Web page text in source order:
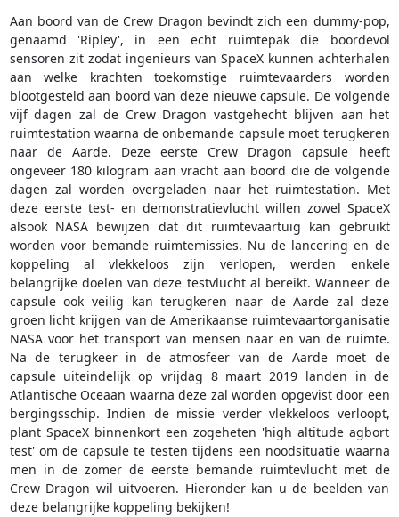
Aan boord van de Crew Dragon bevindt zich een dummy-pop,
genaamd 'Ripley', in een echt ruimtepak die boordevol
sensoren zit zodat ingenieurs van SpaceX kunnen achterhalen
aan welke krachten toekomstige ruimtevaarders worden
blootgesteld aan boord van deze nieuwe capsule. De volgende
vijf dagen zal de Crew Dragon vastgehecht blijven aan het
ruimtestation waarna de onbemande capsule moet terugkeren
naar de Aarde. Deze eerste Crew Dragon capsule heeft
ongeveer 180 kilogram aan vracht aan boord die de volgende
dagen zal worden overgeladen naar het ruimtestation. Met
deze eerste test- en demonstratievlucht willen zowel SpaceX
alsook NASA bewijzen dat dit ruimtevaartuig kan gebruikt
worden voor bemande ruimtemissies. Nu de lancering en de
koppeling al vlekkeloos zijn verlopen, werden enkele
belangrijke doelen van deze testvlucht al bereikt. Wanneer de
capsule ook veilig kan terugkeren naar de Aarde zal deze
groen licht krijgen van de Amerikaanse ruimtevaartorganisatie
NASA voor het transport van mensen naar en van de ruimte.
Na de terugkeer in de atmosfeer van de Aarde moet de
capsule uiteindelijk op vrijdag 8 maart 2019 landen in de
Atlantische Oceaan waarna deze zal worden opgevist door een
bergingsschip. Indien de missie verder vlekkeloos verloopt,
plant SpaceX binnenkort een zogeheten 'high altitude agbort
test' om de capsule te testen tijdens een noodsituatie waarna
men in de zomer de eerste bemande ruimtevlucht met de
Crew Dragon wil uitvoeren. Hieronder kan u de beelden van
deze belangrijke koppeling bekijken!